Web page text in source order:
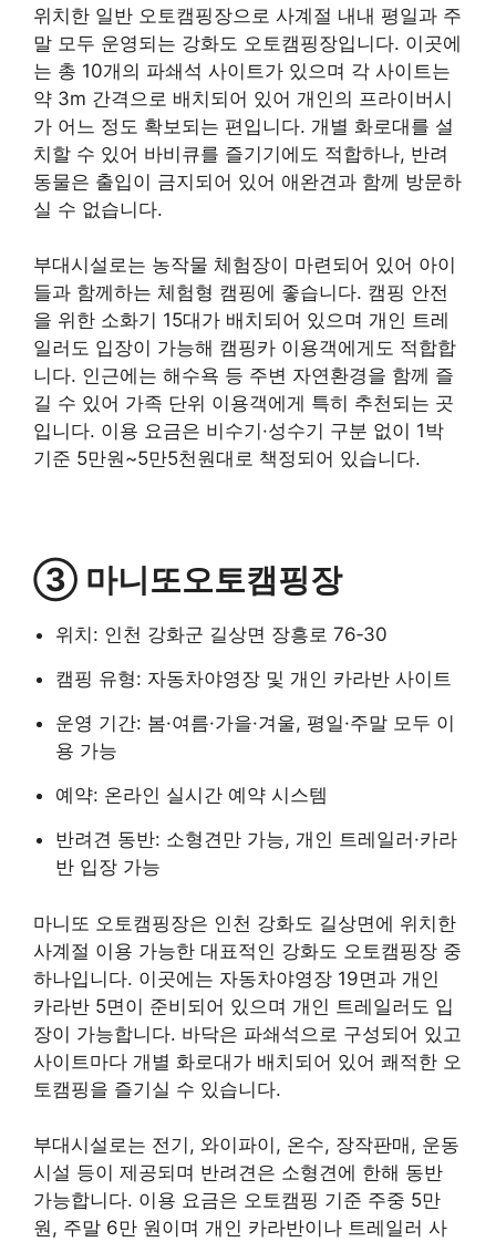
위치한 일반 오토캠핑장으로 사계절 내내 평일과 주
말 모두 운영되는 강화도 오토캠핑장입니다. 이곳에
는 총 10개의 파쇄석 사이트가 있으며 각 사이트는
약 3m 간격으로 배치되어 있어 개인의 프라이버시
가 어느 정도 확보되는 편입니다. 개별 화로대를 설
치할 수 있어 바비큐를 즐기기에도 적합하나, 반려
동물은 출입이 금지되어 있어 애완견과 함께 방문하
실 수 없습니다.
부대시설로는 농작물 체험장이 마련되어 있어 아이
들과 함께하는 체험형 캠핑에 좋습니다. 캠핑 안전
을 위한 소화기 15대가 배치되어 있으며 개인 트레
일러도 입장이 가능해 캠핑카 이용객에게도 적합합
니다. 인근에는 해수욕 등 주변 자연환경을 함께 즐
길 수 있어 가족 단위 이용객에게 특히 추천되는 곳
입니다. 이용 요금은 비수기·성수기 구분 없이 1박
기준 5만원~5만5천원대로 책정되어 있습니다.
③ 마니또오토캠핑장
위치: 인천 강화군 길상면 장흥로 76‑30
캠핑 유형: 자동차야영장 및 개인 카라반 사이트
운영 기간: 봄·여름·가을·겨울, 평일·주말 모두 이
용 가능
예약: 온라인 실시간 예약 시스템
반려견 동반: 소형견만 가능, 개인 트레일러·카라
반 입장 가능
마니또 오토캠핑장은 인천 강화도 길상면에 위치한
사계절 이용 가능한 대표적인 강화도 오토캠핑장 중
하나입니다. 이곳에는 자동차야영장 19면과 개인
카라반 5면이 준비되어 있으며 개인 트레일러도 입
장이 가능합니다. 바닥은 파쇄석으로 구성되어 있고
사이트마다 개별 화로대가 배치되어 있어 쾌적한 오
토캠핑을 즐기실 수 있습니다.
부대시설로는 전기, 와이파이, 온수, 장작판매, 운동
시설 등이 제공되며 반려견은 소형견에 한해 동반
가능합니다. 이용 요금은 오토캠핑 기준 주중 5만
원, 주말 6만 원이며 개인 카라반이나 트레일러 사